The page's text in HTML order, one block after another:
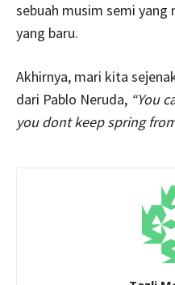
sebuah musim semi yang
yang baru.
Akhirnya, mari kita
dari Pablo Neruda, “You
you dont keep spring